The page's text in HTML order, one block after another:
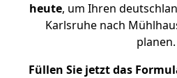
heute, um Ihren
Karlsruhe nach
planen.
Füllen Sie jetzt das